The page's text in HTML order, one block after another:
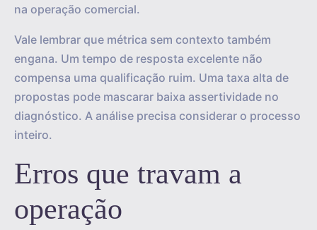
na operação comercial.
Vale lembrar que métrica sem contexto também
engana. Um tempo de resposta excelente não
compensa uma qualificação ruim. Uma taxa alta de
propostas pode mascarar baixa assertividade no
diagnóstico. A análise precisa considerar o processo
inteiro.
Erros que travam a
operação